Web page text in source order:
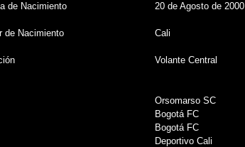
de Nacimiento 20 de Agosto de 2000
de Nacimiento Cali
Volante Central
Orsomarso SC
Bogotá FC
Bogotá FC
Deportivo Cali